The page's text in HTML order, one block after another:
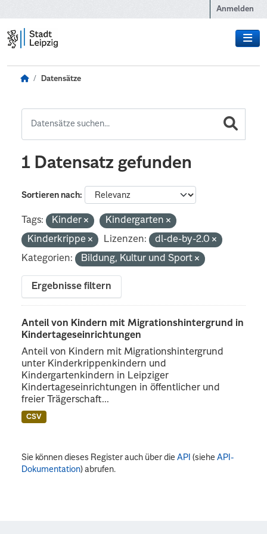
Anmelden
Datensätze
1 Datensatz gefunden
Sortieren nach
Tags: Kinder
Kindergarten
Kinderkrippe
Lizenzen:
dl-de-by-2.0
Kategorien:
Bildung, Kultur und Sport
Ergebnisse filtern
Anteil von Kindern mit Migrationshintergrund in
Kindertageseinrichtungen
Anteil von Kindern mit Migrationshintergrund
unter Kinderkrippenkindern und
Kindergartenkindern in Leipziger
Kindertageseinrichtungen in öffentlicher und
freier Trägerschaft...
CSV
Sie können dieses Register auch über dieAPI (sieheAPI-
Dokumentation) abrufen.